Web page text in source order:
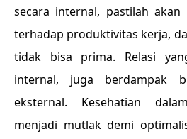
secara internal, pastilah akan
terhadap produktivitas kerja,
tidak bisa prima. Relasi
internal, juga berdampak
eksternal. Kesehatian
menjadi mutlak demi